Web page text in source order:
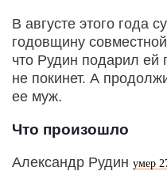
В августе этого года
годовщину
что Рудин подарил
не покинет. А
ее муж.
Что произошло
Александр Рудин умер